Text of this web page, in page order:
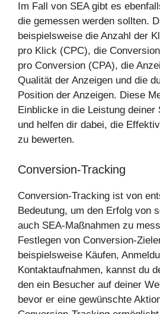
Im Fall von SEA gibt es
die gemessen werden sollten.
beispielsweise die Anzahl der
pro Klick (CPC), die
pro Conversion (CPA), die
Qualität der Anzeigen und die
Position der Anzeigen. Diese
Einblicke in die Leistung deiner
und helfen dir dabei, die
zu bewerten.
Conversion-Tracking
Conversion-Tracking ist von
Bedeutung, um den Erfolg von
auch SEA-Maßnahmen zu
Festlegen von Conversion-
beispielsweise Käufen,
Kontaktaufnahmen, kannst du
den ein Besucher auf deiner
bevor er eine gewünschte